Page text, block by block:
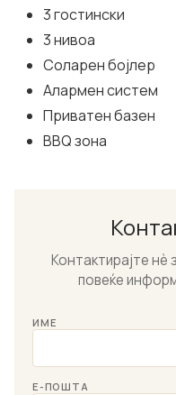
3 гостински
3 нивоа
Соларен бојлер
Алармен систем
Приватен базен
BBQ зона
Контактирајте нѐ
повеќе
ИМЕ
Е-ПОШТА